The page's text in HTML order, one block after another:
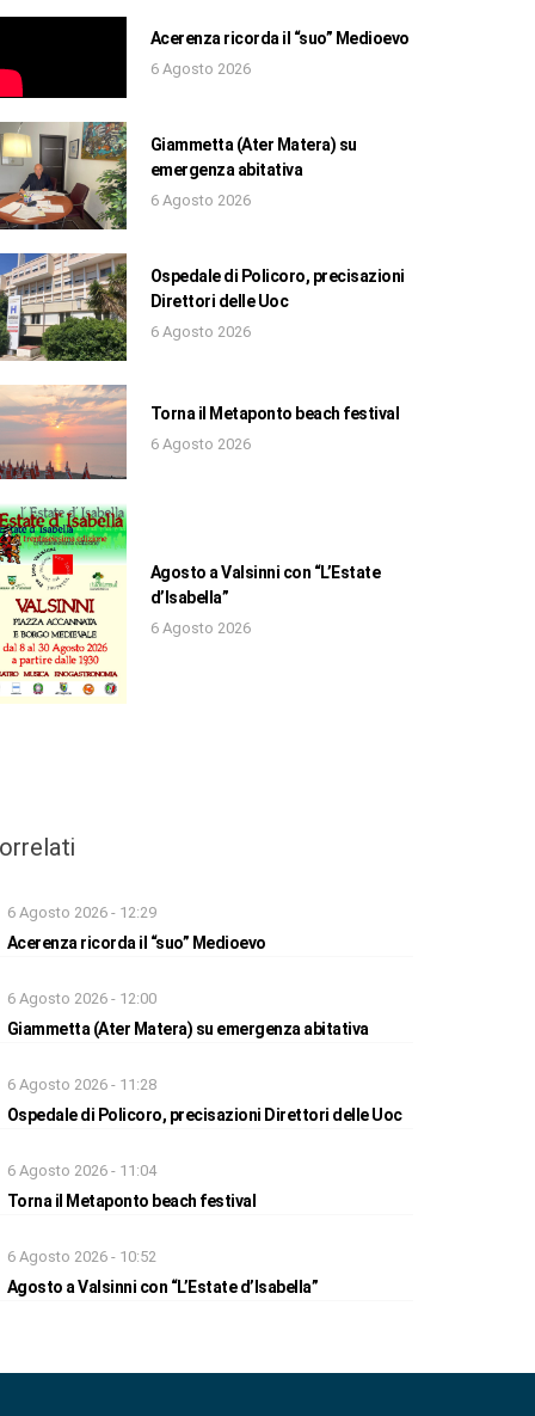
Acerenza ricorda il “suo” Medioevo
6 Agosto 2026
Giammetta (Ater Matera) su
emergenza abitativa
6 Agosto 2026
Ospedale di Policoro, precisazioni
Direttori delle Uoc
6 Agosto 2026
Torna il Metaponto beach festival
6 Agosto 2026
Agosto a Valsinni con “L’Estate
d’Isabella”
6 Agosto 2026
6 Agosto 2026 - 12:29
Acerenza ricorda il “suo” Medioevo
6 Agosto 2026 - 12:00
Giammetta (Ater Matera) su emergenza abitativa
6 Agosto 2026 - 11:28
Ospedale di Policoro, precisazioni Direttori delle Uoc
6 Agosto 2026 - 11:04
Torna il Metaponto beach festival
6 Agosto 2026 - 10:52
Agosto a Valsinni con “L’Estate d’Isabella”